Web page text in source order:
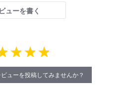
ューを書く
ューを投稿してみませんか？